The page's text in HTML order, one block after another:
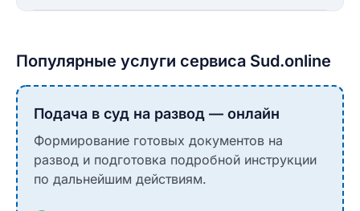
Популярные услуги сервиса Sud.online
Подача в суд на развод — онлайн
Формирование готовых документов на
развод и подготовка подробной инструкции
по дальнейшим действиям.